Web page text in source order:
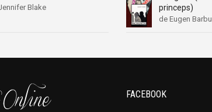
Blake
princeps)
de Eugen Barbu
FACEBOOK